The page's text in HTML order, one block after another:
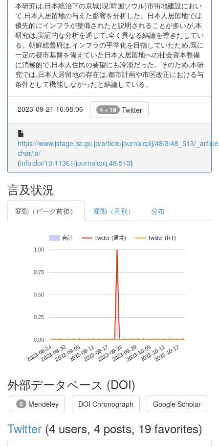
本研究は,日本統治下の京城(現;韓国ソウル)市街地建設におい
て,日本人居留地の与えた影響を分析した。日本人居留地では
優先的にインフラが整備されたと説明されることが多いが,本
研究は,実証的な分析を通して,全く異なる結論を導きだしてい
る。朝鮮総督府は,インフラの平準化を目指していたため,既に
一定の都市基盤を備えていた日本人居留地への社会資本整備
に消極的で,日本人住民の要望にも冷淡だった。そのため,本研
究では,日本人居留地の存在は,都市計画や市区改正における与
条件として機能しなかったと結論している。
2023-09-21 16:08:06 4 + 19 Twitter
https://www.jstage.jst.go.jp/article/journalcpij/48/3/48_513/
char/ja/
(info:doi/10.11361/journalcpij.48.513)
言及状況
変動（ピーク前後） 変動（月別） 分布
合計 Twitter (通常) Twitter (RT)
2023-08-242023-08-302023-09-052023-09-112023-09-172023-09-232023-09-292023-10-052023-10-112023-10-17
0.00
0.25
0.50
0.75
1.00
外部データベース (DOI)
0 Mendeley DOI Chronograph Google Scholar
Twitter (4 users, 4 posts, 19 favorites)